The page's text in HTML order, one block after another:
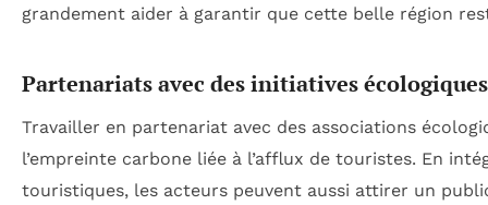
grandement aider à garantir que cette belle région
Partenariats avec des initiatives écologiques
Travailler en partenariat avec des associations
l’empreinte carbone liée à l’afflux de touristes. En
touristiques, les acteurs peuvent aussi attirer un